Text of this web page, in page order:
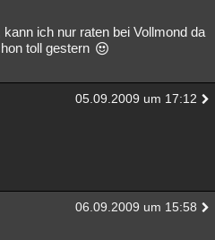
ich nur raten bei Vollmond da
toll gestern
05.09.2009 um 17:12
06.09.2009 um 15:58